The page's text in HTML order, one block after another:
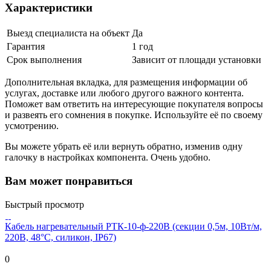
Характеристики
Выезд специалиста на объект Да
Гарантия
1 год
Срок выполнения
Зависит от площади установки
Дополнительная вкладка, для размещения информации об
услугах, доставке или любого другого важного контента.
Поможет вам ответить на интересующие покупателя вопросы
и развеять его сомнения в покупке. Используйте её по своему
усмотрению.
Вы можете убрать её или вернуть обратно, изменив одну
галочку в настройках компонента. Очень удобно.
Вам может понравиться
Быстрый просмотр
Кабель нагревательный РТК-10-ф-220В (секции 0,5м, 10Вт/м,
220В, 48°С, силикон, IP67)
0